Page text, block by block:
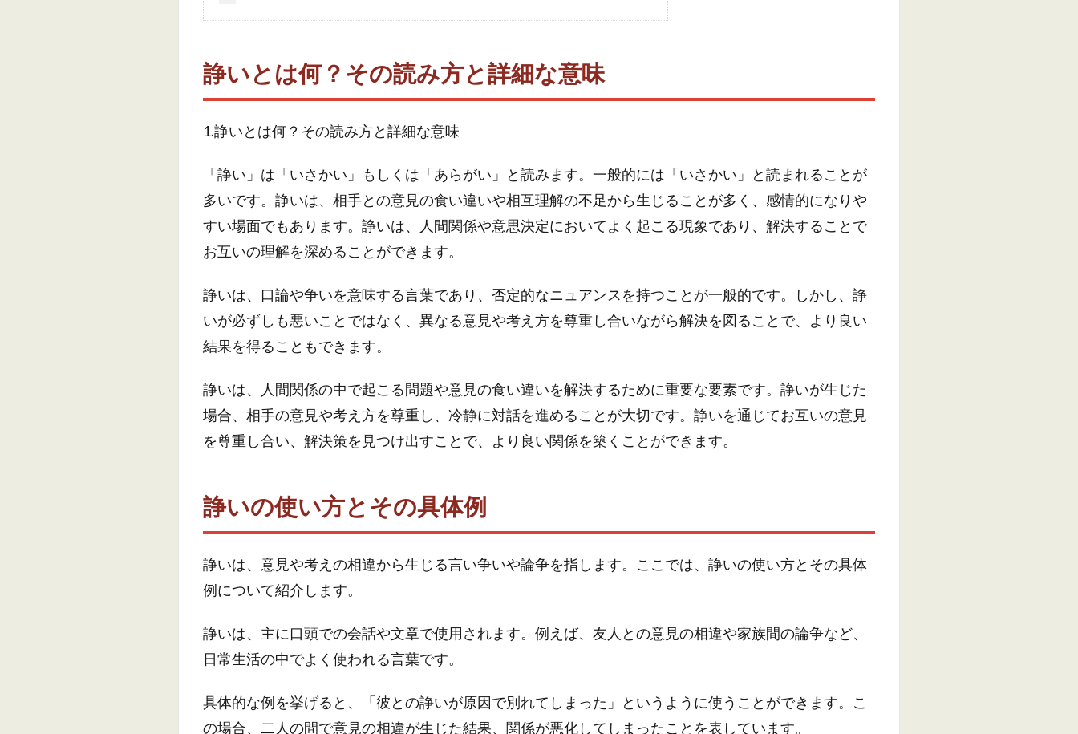
諍いとは何？その読み方と詳細な意味
1.諍いとは何？その読み方と詳細な意味
「諍い」は「いさかい」もしくは「あらがい」と読みます。一般的には「いさかい」と読まれることが
多いです。諍いは、相手との意見の食い違いや相互理解の不足から生じることが多く、感情的になりや
すい場面でもあります。諍いは、人間関係や意思決定においてよく起こる現象であり、解決することで
お互いの理解を深めることができます。
諍いは、口論や争いを意味する言葉であり、否定的なニュアンスを持つことが一般的です。しかし、諍
いが必ずしも悪いことではなく、異なる意見や考え方を尊重し合いながら解決を図ることで、より良い
結果を得ることもできます。
諍いは、人間関係の中で起こる問題や意見の食い違いを解決するために重要な要素です。諍いが生じた
場合、相手の意見や考え方を尊重し、冷静に対話を進めることが大切です。諍いを通じてお互いの意見
を尊重し合い、解決策を見つけ出すことで、より良い関係を築くことができます。
諍いの使い方とその具体例
諍いは、意見や考えの相違から生じる言い争いや論争を指します。ここでは、諍いの使い方とその具体
例について紹介します。
諍いは、主に口頭での会話や文章で使用されます。例えば、友人との意見の相違や家族間の論争など、
日常生活の中でよく使われる言葉です。
具体的な例を挙げると、「彼との諍いが原因で別れてしまった」というように使うことができます。こ
の場合、二人の間で意見の相違が生じた結果、関係が悪化してしまったことを表しています。